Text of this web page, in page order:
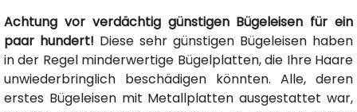
Achtung vor verdächtig günstigen Bügeleisen für ein
paar hundert! Diese sehr günstigen Bügeleisen haben
in der Regel minderwertige Bügelplatten, die Ihre Haare
unwiederbringlich beschädigen könnten. Alle, deren
erstes Bügeleisen mit Metallplatten ausgestattet war,